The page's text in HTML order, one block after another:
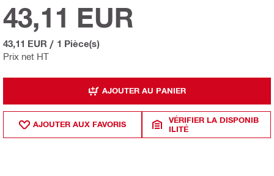
Prix net HT
43,11 EUR
43,11 EUR / 1 Pièce(s)
AJOUTER AU PANIER
AJOUTER AUX FAVORIS
VÉRIFIER LA DISPONIB
ILITÉ